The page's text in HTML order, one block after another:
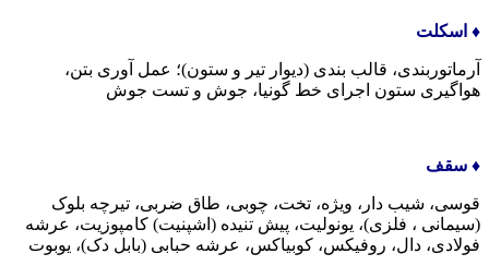
♦️ اسکلت
آرماتوربندی، قالب بندی (دیوار تیر و ستون)؛ عمل آوری بتن،
هواگیری ستون اجرای خط گونیا، جوش و تست جوش
♦️ سقف
قوسی، شیب دار، ویژه، تخت، چوبی، طاق ضربی، تیرچه بلوک
(سیمانی ، فلزی)، یونولیت، پیش تنیده (اشپنیت) کامپوزیت، عرشه
فولادی، دال، روفیکس، کوبیاکس، عرشه حبابی (بابل دک)، یوبوت